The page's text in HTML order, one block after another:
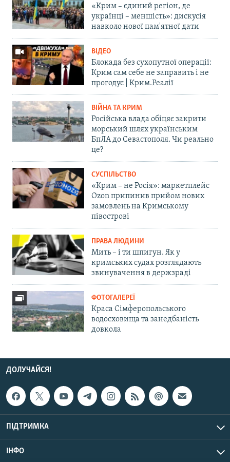
«Крим – єдиний регіон, де
українці – меншість»: дискусія
навколо нової пам'ятної дати
ВІДЕО
Блокада без сухопутної операції:
Крим сам себе не заправить і не
прогодує | Крим.Реалії
ВІЙНА ТА КРИМ
Російська влада обіцяє закрити
морський шлях українським
БпЛА до Севастополя. Чи реально
це?
СУСПІЛЬСТВО
«Крим – не Росія»: маркетплейс
Ozon припинив прийом нових
замовлень на Кримському
півострові
ПРАВА ЛЮДИНИ
Мить – і ти шпигун. Як у
кримських судах розглядають
звинувачення в держзраді
ФОТОГАЛЕРЕЇ
Краса Сімферопольського
водосховища та занедбаність
довкола
ДОЛУЧАЙСЯ!
ПІДТРИМКА
ІНФО